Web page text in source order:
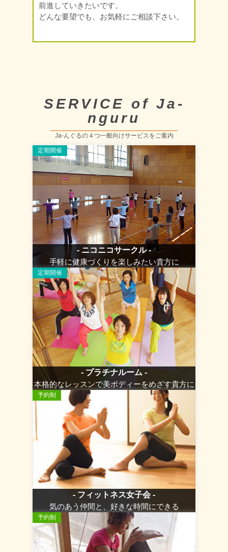
前進していきたいです。
どんな要望でも、お気軽にご相談下さい。
SERVICE of Ja-
nguru
Ja-んぐるの４つ一般向けサービスをご案内
定期開催
- ニコニコサークル -
手軽に健康づくりを楽しみたい貴方に
定期開催
- プラチナルーム -
本格的なレッスンで美ボディーをめざす貴方に
予約制
- フィットネス女子会 -
気のあう仲間と、好きな時間にできる
予約制